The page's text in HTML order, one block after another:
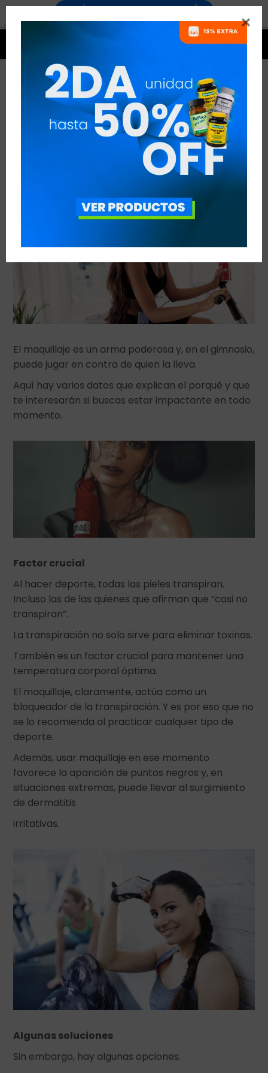

MAQUILLAJE EN EL GYM
VER TODAS LAS ENTRADAS
Otros temas de interés deportivo
El maquillaje es un arma poderosa y, en el gimnasio,
puede jugar en contra de quien la lleva.
Aquí hay varios datos que explican el porqué y que
te interesarán si buscas estar impactante en todo
momento.
Factor crucial
Al hacer deporte, todas las pieles transpiran.
Incluso las de las quienes que afirman que “casi no
transpiran”.
La transpiración no solo sirve para eliminar toxinas.
También es un factor crucial para mantener una
temperatura corporal óptima.
El maquillaje, claramente, actúa como un
bloqueador de la transpiración. Y es por eso que no
se lo recomienda al practicar cualquier tipo de
deporte.
Además, usar maquillaje en ese momento
favorece la aparición de puntos negros y, en
situaciones extremas, puede llevar al surgimiento
de dermatitis
irritativas.
Algunas soluciones
Sin embargo, hay algunas opciones.